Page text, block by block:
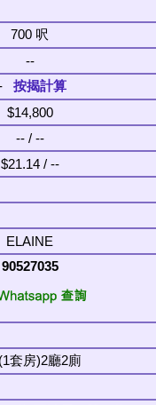
700 呎
--
按揭計算
$14,800
-- / --
$21.14 / --
ELAINE
90527035
套房)2廳2廁